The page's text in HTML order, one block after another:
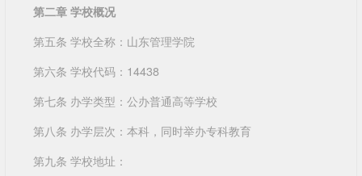
第二章 学校概况
第五条 学校全称：山东管理学院
第六条 学校代码：14438
第七条 办学类型：公办普通高等学校
第八条 办学层次：本科，同时举办专科教育
第九条 学校地址：